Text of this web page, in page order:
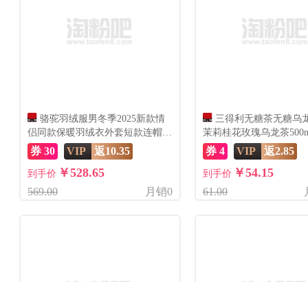
骆驼羽绒服男冬季2025新款情
侣同款保暖羽绒衣外套短款连帽面
包服
券 30 VIP 返10.35
到手价 ￥528.65
569.00 月销0
三得利无糖茶无糖乌
茉莉桂花玫瑰乌龙茶
饮
券 4 VIP 返2.85
到手价 ￥54.15
61.00